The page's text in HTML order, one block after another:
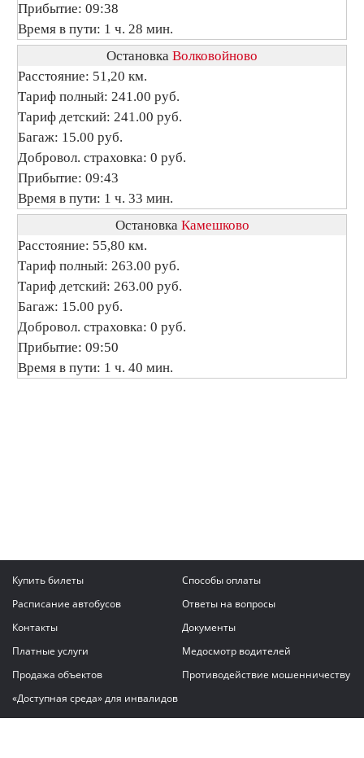
Прибытие: 09:38
Время в пути: 1 ч. 28 мин.
Остановка Волковойново
Расстояние: 51,20 км.
Тариф полный: 241.00 руб.
Тариф детский: 241.00 руб.
Багаж: 15.00 руб.
Добровол. страховка: 0 руб.
Прибытие: 09:43
Время в пути: 1 ч. 33 мин.
Остановка Камешково
Расстояние: 55,80 км.
Тариф полный: 263.00 руб.
Тариф детский: 263.00 руб.
Багаж: 15.00 руб.
Добровол. страховка: 0 руб.
Прибытие: 09:50
Время в пути: 1 ч. 40 мин.
Купить билеты
Способы оплаты
Расписание автобусов
Ответы на вопросы
Контакты
Документы
Платные услуги
Медосмотр водителей
Продажа объектов
Противодействие мошенничеству
«Доступная среда» для инвалидов